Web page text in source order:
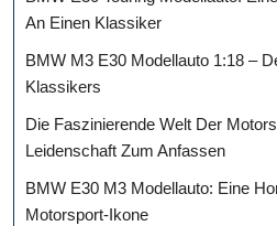
An Einen Klassiker
BMW M3 E30 Modellauto 1:18 –
Klassikers
Die Faszinierende Welt Der
Leidenschaft Zum Anfassen
BMW E30 M3 Modellauto: Eine
Motorsport-Ikone